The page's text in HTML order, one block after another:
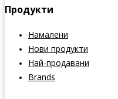
Продукти
Намалени
Нови продукти
Най-продавани
Brands